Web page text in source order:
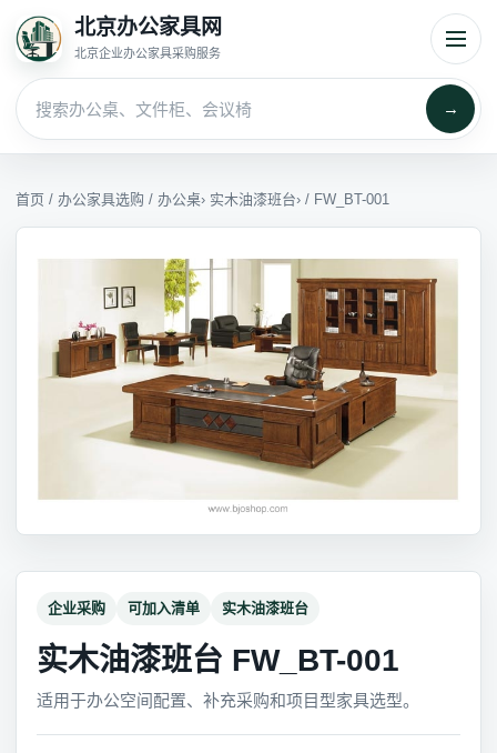
北京办公家具网
北京企业办公家具采购服务
→
首页 / 办公家具选购 / 办公桌› 实木油漆班台› / FW_BT-001
企业采购 可加入清单 实木油漆班台
实木油漆班台 FW_BT-001
适用于办公空间配置、补充采购和项目型家具选型。